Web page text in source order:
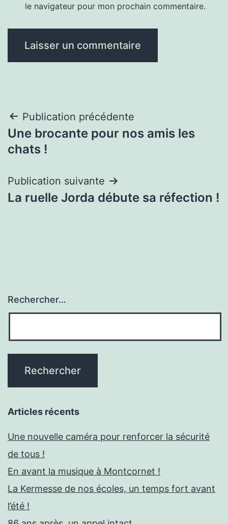
le navigateur pour mon prochain commentaire.
Navigation
de
Publication précédente
Une brocante pour nos amis les
chats !
Publication suivante
La ruelle Jorda débute sa réfection !
Rechercher…
Articles récents
Une nouvelle caméra pour renforcer la sécurité
de tous !
En avant la musique à Montcornet !
La Kermesse de nos écoles, un temps fort avant
l’été !